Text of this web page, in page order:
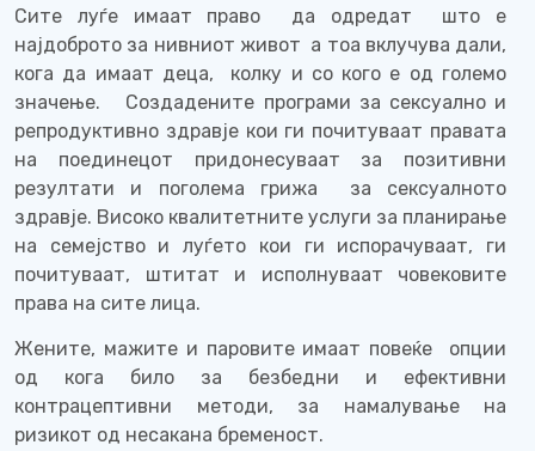
Сите луѓе имаат право
да одредат
што е
најдоброто за нивниот живот а тоа вклучува дали,
кога да имаат деца,
колку и со кого е од големо
значење.
Создадените програми за сексуално и
репродуктивно здравје кои ги почитуваат правата
на поединецот придонесуваат за позитивни
резултати и поголема грижа
за сексуалното
здравје. Високо квалитетните услуги за планирање
на семејство и луѓето кои ги испорачуваат, ги
почитуваат, штитат и исполнуваат човековите
права на сите лица.
Жените, мажите и паровите имаат повеќе
опции
од кога било за безбедни и ефективни
контрацептивни методи, за намалување на
ризикот од несакана бременост.